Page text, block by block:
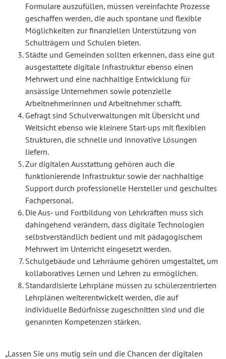
Formulare auszufüllen, müssen vereinfachte Prozesse
geschaffen werden, die auch spontane und flexible
Möglichkeiten zur finanziellen Unterstützung von
Schulträgern und Schulen bieten.
Städte und Gemeinden sollten erkennen, dass eine gut
ausgestattete digitale Infrastruktur ebenso einen
Mehrwert und eine nachhaltige Entwicklung für
ansässige Unternehmen sowie potenzielle
Arbeitnehmerinnen und Arbeitnehmer schafft.
Gefragt sind Schulverwaltungen mit Übersicht und
Weitsicht ebenso wie kleinere Start-ups mit flexiblen
Strukturen, die schnelle und innovative Lösungen
liefern.
Zur digitalen Ausstattung gehören auch die
funktionierende Infrastruktur sowie der nachhaltige
Support durch professionelle Hersteller und geschultes
Fachpersonal.
Die Aus- und Fortbildung von Lehrkräften muss sich
dahingehend verändern, dass digitale Technologien
selbstverständlich bedient und mit pädagogischem
Mehrwert im Unterricht eingesetzt werden.
Schulgebäude und Lehrräume gehören umgestaltet, um
kollaboratives Lernen und Lehren zu ermöglichen.
Standardisierte Lehrpläne müssen zu schülerzentrierten
Lehrplänen weiterentwickelt werden, die auf
individuelle Bedürfnisse zugeschnitten sind und die
genannten Kompetenzen stärken.
„Lassen Sie uns mutig sein und die Chancen der digitalen